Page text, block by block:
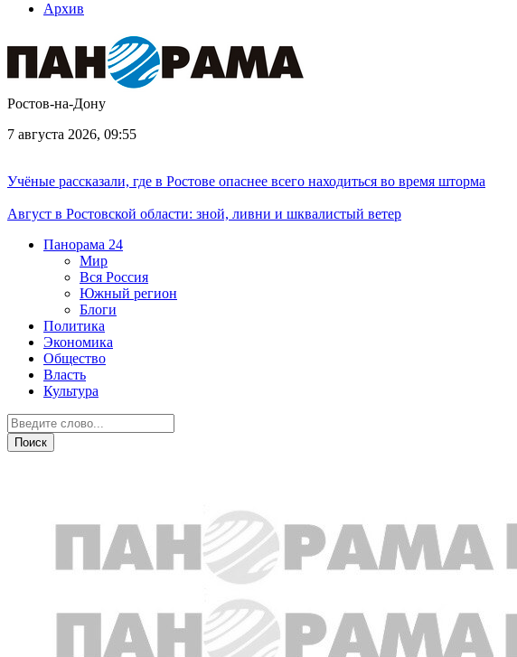
Архив
Ростов-на-Дону
7 августа 2026, 09:55
Учёные рассказали, где в Ростове опаснее всего находиться во время шторма
Август в Ростовской области: зной, ливни и шквалистый ветер
Панорама 24
Мир
Вся Россия
Южный регион
Блоги
Политика
Экономика
Общество
Власть
Культура